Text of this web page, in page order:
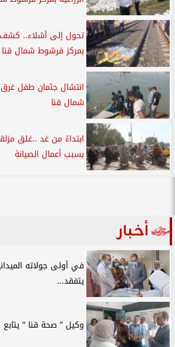
تحول إلى أشلاء..
بمركز فرشوط شمال قنا
انتشال جثمان طفل
شمال قنا
بسبب أعمال الصيانة
أخبار
في أولى جولاته
يتفقد...
وكيل ” صحة قنا ” يتابع